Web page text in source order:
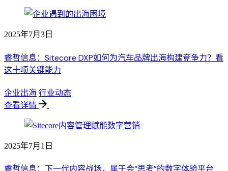
2025年7月3日
睿哲信息：Sitecore DXP如何为汽车品牌出海构建竞争力？看
这十项关键能力
企业出海 行业动态
查看详情
2025年7月1日
睿哲信息：下一代内容战场，属于会“思考”的数字体验平台